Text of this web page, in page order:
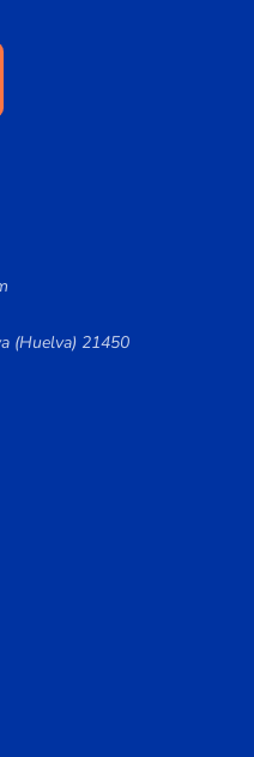
(Huelva) 21450